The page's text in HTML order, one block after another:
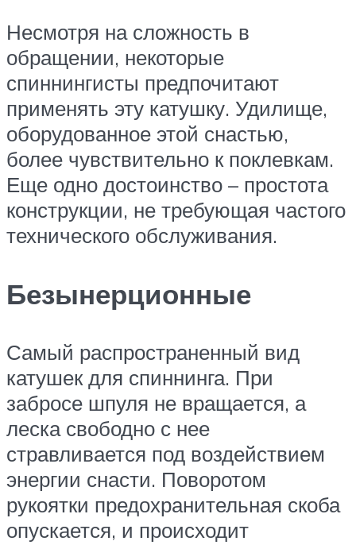
Несмотря на сложность в
обращении, некоторые
спиннингисты предпочитают
применять эту катушку. Удилище,
оборудованное этой снастью,
более чувствительно к поклевкам.
Еще одно достоинство – простота
конструкции, не требующая частого
технического обслуживания.
Безынерционные
Самый распространенный вид
катушек для спиннинга. При
забросе шпуля не вращается, а
леска свободно с нее
стравливается под воздействием
энергии снасти. Поворотом
рукоятки предохранительная скоба
опускается, и происходит